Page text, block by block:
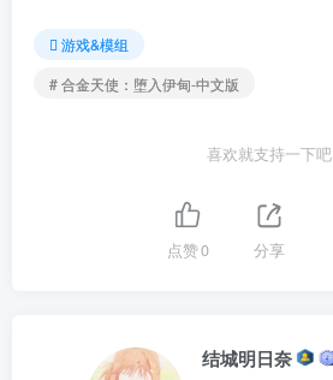
游戏&模组
# 合金天使：堕入伊甸-中文版
喜欢就支持一下吧
点赞0 分享
结城明日奈